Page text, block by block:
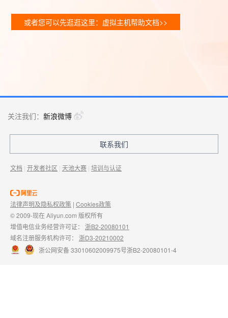
或者您可以先逛逛这里：虚拟主机帮助文档>>